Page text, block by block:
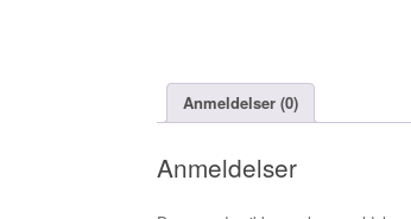
Anmeldelser (0)
Anmeldelser